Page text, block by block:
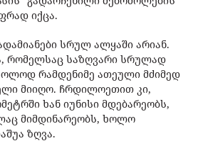
იქცა.
სრულ ალყაში არიან.
რომელსაც საზღვარი სრულად
რამდენიმე ათეული მძიმედ
მიიღო. ჩრდილოეთით კი,
ხან იუნისი მდებარეობს,
მიმდინარეობს, ხოლო
ზღვა.